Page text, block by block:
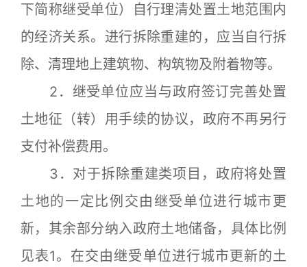
下简称继受单位）自行理清处置土地范围内
的经济关系。进行拆除重建的，应当自行拆
除、清理地上建筑物、构筑物及附着物等。
2．继受单位应当与政府签订完善处置
土地征（转）用手续的协议，政府不再另行
支付补偿费用。
3．对于拆除重建类项目，政府将处置
土地的一定比例交由继受单位进行城市更
新，其余部分纳入政府土地储备，具体比例
见表1。在交由继受单位进行城市更新的土